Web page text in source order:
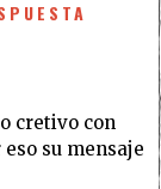
cretivo con
su mensaje